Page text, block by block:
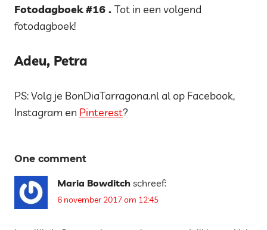
Fotodagboek #16 . Tot in een volgend
fotodagboek!
Adeu, Petra
PS: Volg je BonDiaTarragona.nl al op Facebook,
Instagram en Pinterest?
EMIGREREN
MET
KINDEREN
FOTODAGBOEK
One comment
Maria Bowditch schreef:
6 november 2017 om 12:45